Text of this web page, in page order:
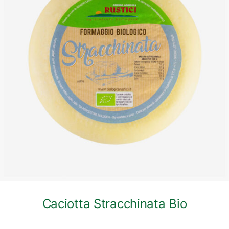
DETTAGLI
Caciotta Stracchinata Bio